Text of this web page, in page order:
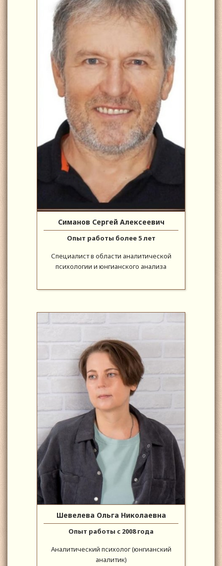
Симанов Сергей Алексеевич
Опыт работы более 5 лет
Специалист в области аналитической
психологии и юнгианского анализа
Шевелева Ольга Николаевна
Опыт работы с 2008 года
Аналитический психолог (юнгианский
аналитик)